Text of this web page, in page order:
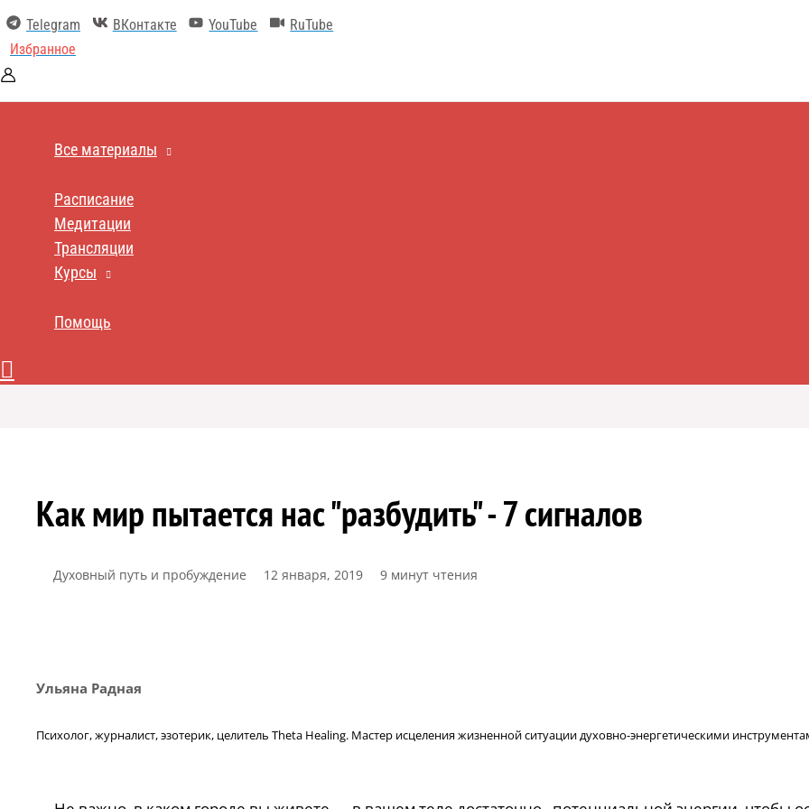
содержимому
Telegram ВКонтакте YouTube
RuTube
Избранное
Все материалы
Расписание
Медитации
Трансляции
Курсы
Помощь
Поиск
Как мир пытается нас "разбудить" - 7 сигналов
Духовный путь и пробуждение 12 января, 2019 9 минут чтения
Ульяна Радная
Психолог, журналист, эзотерик, целитель Theta Healing. Мастер исцеления жизненной ситуации духовно-энергетическими